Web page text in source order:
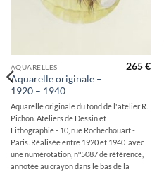
AQUARELLES
Aquarelle originale –
1920 – 1940
265€
Aquarelle originale du fond de l'atelier R.
Pichon. Ateliers de Dessin et
Lithographie - 10, rue Rochechouart -
Paris. Réalisée entre 1920 et 1940 avec
une numérotation, n°5087 de référence,
annotée au crayon dans le bas de la